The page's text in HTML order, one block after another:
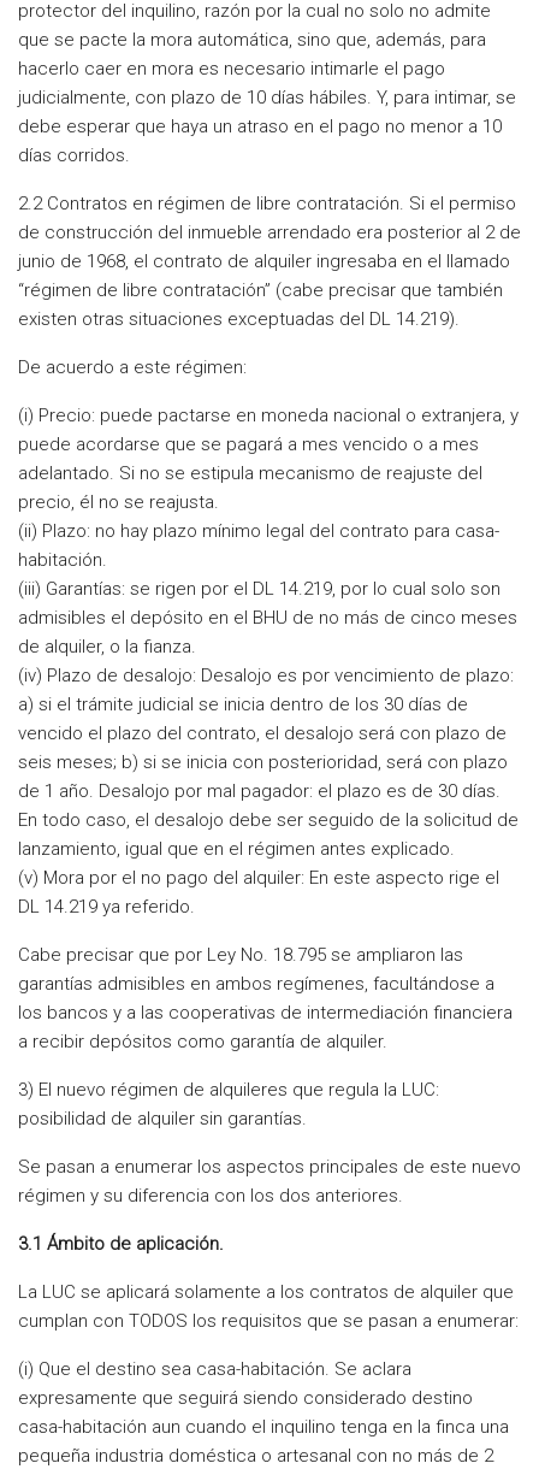
protector del inquilino, razón por la cual no solo no admite
que se pacte la mora automática, sino que, además, para
hacerlo caer en mora es necesario intimarle el pago
judicialmente, con plazo de 10 días hábiles. Y, para intimar, se
debe esperar que haya un atraso en el pago no menor a 10
días corridos.
2.2 Contratos en régimen de libre contratación. Si el permiso
de construcción del inmueble arrendado era posterior al 2 de
junio de 1968, el contrato de alquiler ingresaba en el llamado
“régimen de libre contratación” (cabe precisar que también
existen otras situaciones exceptuadas del DL 14.219).
De acuerdo a este régimen:
(i) Precio: puede pactarse en moneda nacional o extranjera, y
puede acordarse que se pagará a mes vencido o a mes
adelantado. Si no se estipula mecanismo de reajuste del
precio, él no se reajusta.
(ii) Plazo: no hay plazo mínimo legal del contrato para casa-
habitación.
(iii) Garantías: se rigen por el DL 14.219, por lo cual solo son
admisibles el depósito en el BHU de no más de cinco meses
de alquiler, o la fianza.
(iv) Plazo de desalojo: Desalojo es por vencimiento de plazo:
a) si el trámite judicial se inicia dentro de los 30 días de
vencido el plazo del contrato, el desalojo será con plazo de
seis meses; b) si se inicia con posterioridad, será con plazo
de 1 año. Desalojo por mal pagador: el plazo es de 30 días.
En todo caso, el desalojo debe ser seguido de la solicitud de
lanzamiento, igual que en el régimen antes explicado.
(v) Mora por el no pago del alquiler: En este aspecto rige el
DL 14.219 ya referido.
Cabe precisar que por Ley No. 18.795 se ampliaron las
garantías admisibles en ambos regímenes, facultándose a
los bancos y a las cooperativas de intermediación financiera
a recibir depósitos como garantía de alquiler.
3) El nuevo régimen de alquileres que regula la LUC:
posibilidad de alquiler sin garantías.
Se pasan a enumerar los aspectos principales de este nuevo
régimen y su diferencia con los dos anteriores.
3.1 Ámbito de aplicación.
La LUC se aplicará solamente a los contratos de alquiler que
cumplan con TODOS los requisitos que se pasan a enumerar:
(i) Que el destino sea casa-habitación. Se aclara
expresamente que seguirá siendo considerado destino
casa-habitación aun cuando el inquilino tenga en la finca una
pequeña industria doméstica o artesanal con no más de 2